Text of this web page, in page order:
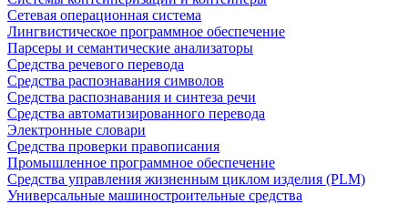
Сетевая операционная система
Лингвистическое программное обеспечение
Парсеры и семантические анализаторы
Средства речевого перевода
Средства распознавания символов
Средства распознавания и синтеза речи
Средства автоматизированного перевода
Электронные словари
Средства проверки правописания
Промышленное программное обеспечение
Средства управления жизненным циклом изделия (PLM)
Универсальные машиностроительные средства